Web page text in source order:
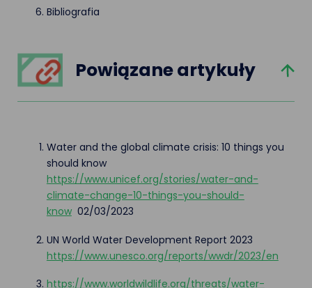
Bibliografia
Powiązane artykuły
Water and the global climate crisis: 10 things you
should know
https://www.unicef.org/stories/water-and-
climate-change-10-things-you-should-
know02/03/2023
UN World Water Development Report 2023
https://www.unesco.org/reports/wwdr/2023/en
https://www.worldwildlife.org/threats/water-